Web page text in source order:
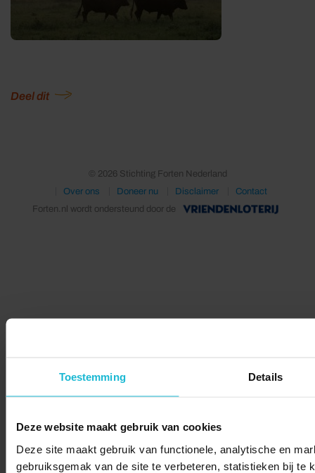
Toestemming Details
Deze website maakt gebruik van cookies
Deze site maakt gebruik van functionele, analytische en
gebruiksgemak van de site te verbeteren, statistieken bij te
Deel dit
© 2026 Stichting Forten Nederland
Over ons
Doneer nu Disclaimer
Contact
Forten.nl wordt ondersteund door de